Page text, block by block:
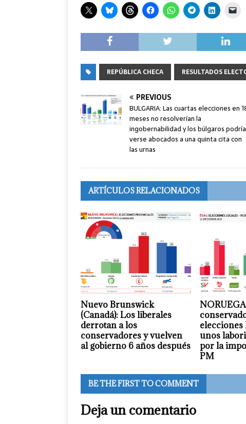
REPÚBLICA CHECA RESULTADOS
PREVIOUS
BULGARIA: Las cuartas elecciones en
meses no resolverían la
ingobernabilidad y los búlgaros
verse abocados a una quinta cita con
las urnas
ARTÍCULOS RELACIONADOS
Nuevo Brunswick
(Canadá): Los liberales
derrotan a los
conservadores y vuelven
al gobierno 6 años después
elecciones
unos
por la
PM
BE THE FIRST TO COMMENT
Deja un comentario